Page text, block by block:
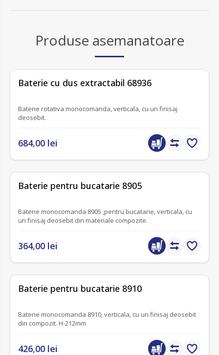
Produse asemanatoare
Baterie cu dus extractabil 68936
Baterie rotativa monocomanda, verticala, cu un finisaj
deosebit.
684,00 lei
Baterie pentru bucatarie 8905
Baterie monocomanda 8905 ,pentru bucatarie, verticala, cu
un finisaj deosebit din materiale compozite.
364,00 lei
Baterie pentru bucatarie 8910
Baterie monocomanda 8910, verticala, cu un finisaj deosebit
din compozit. H-212mm
426,00 lei